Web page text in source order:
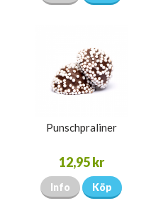
Punschpraliner
12,95 kr
Info Köp